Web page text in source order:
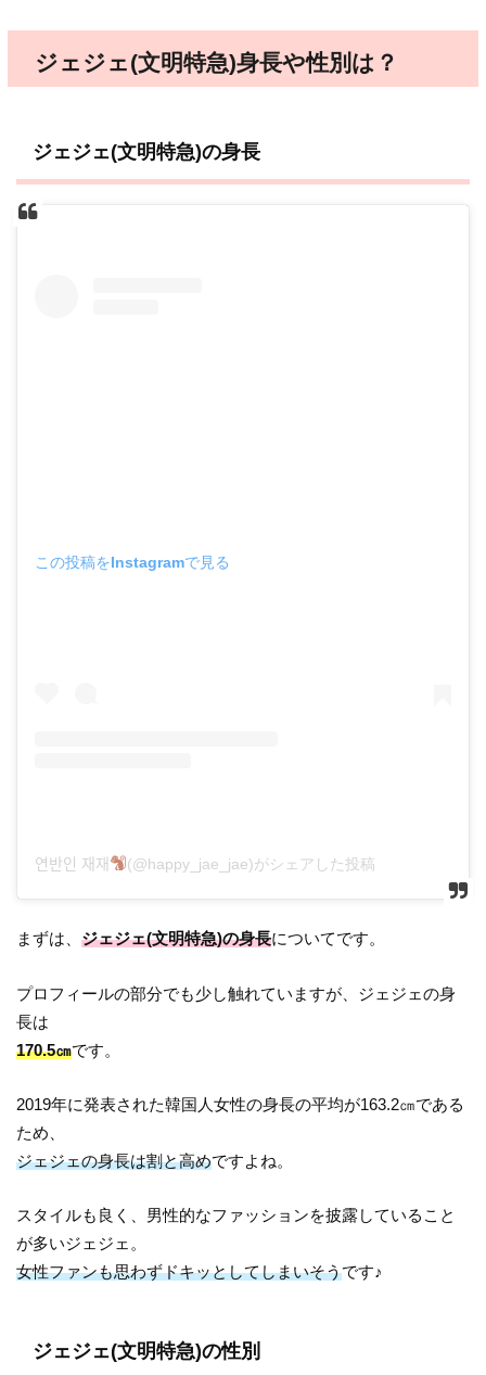
ジェジェ(文明特急)身長や性別は？
ジェジェ(文明特急)の身長
この投稿をInstagramで見る
연반인 재재 (@happy_jae_jae)がシェアした投稿
まずは、ジェジェ(文明特急)の身長についてです。
プロフィールの部分でも少し触れていますが、ジェジェの身
長は
170.5㎝です。
2019年に発表された韓国人女性の身長の平均が163.2㎝である
ため、
ジェジェの身長は割と高めですよね。
スタイルも良く、男性的なファッションを披露していること
が多いジェジェ。
女性ファンも思わずドキッとしてしまいそうです♪
ジェジェ(文明特急)の性別